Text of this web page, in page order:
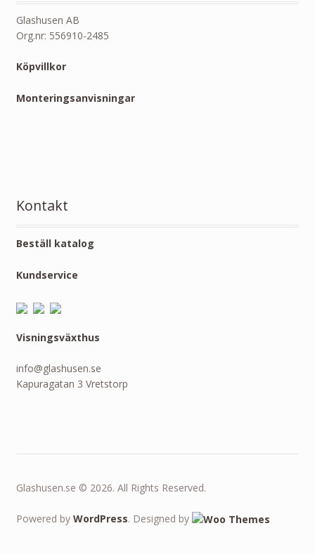
Glashusen AB
Org.nr: 556910-2485
Köpvillkor
Monteringsanvisningar
Kontakt
Beställ katalog
Kundservice
Visningsväxthus
info@glashusen.se
Kapuragatan 3 Vretstorp
Glashusen.se © 2026. All Rights Reserved.
Powered by WordPress. Designed by